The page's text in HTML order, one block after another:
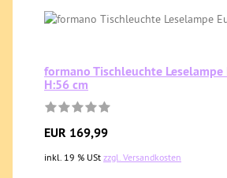
formano Tischleuchte Leselampe
H:56 cm
EUR 169,99
inkl. 19 % USt zzgl. Versandkosten